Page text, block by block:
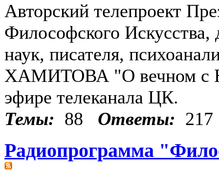
Авторский телепроект
Философского Искусства,
наук, писателя,
ХАМИТОВА "О вечном с
эфире телеканала ЦК.
Темы: 88 Ответы: 217
Радиопрограмма